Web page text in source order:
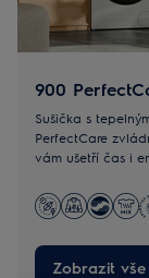
900
Sušička s
PerfectCare
vám ušetří čas i
přesné a šetrné
Zobrazit vše